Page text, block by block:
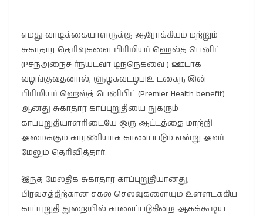
எமது வாடிக்கையாளருக்கு ஆரோக்கியம் மற்றும்
சுகாதார தெரிவுகளை பிரிமியர் ஹெல்த் பெனிட்
(Pசநஅநைச ர்நயடவா டிநநெகவை ) ஊடாக
வழங்குவதனால், ளுழகவடழபiஉ டகைந இன்
பிரிமியர் ஹெல்த் பெனிபிட் (Premier Health benefit)
ஆனது சுகாதார காப்புறுதியை நுகரும்
காப்புறுதியாளரிடையே ஒரு ஆட்டத்தை மாற்றி
அமைக்கும் காரணியாக காணப்படும் என்று அவர்
மேலும் தெரிவித்தார்.
இந்த மேலதிக சுகாதார காப்புறுதியானது,
பிரவசத்திற்கான சகல செலவுகளையும் உள்ளடக்கிய
காப்புறுதி துறையில் காணப்படுகின்ற ஆகக்கூடிய